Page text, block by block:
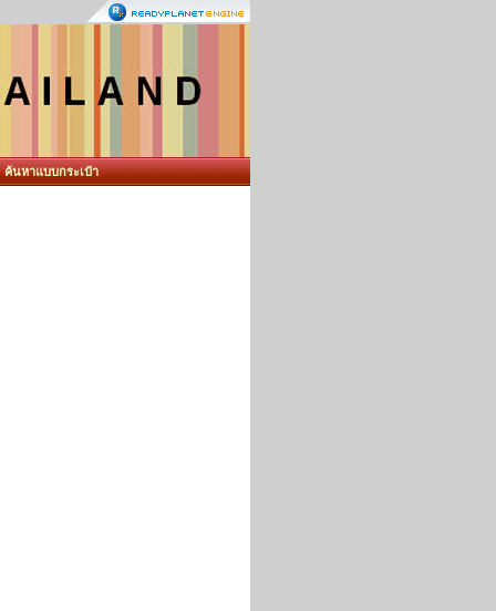
ค้นหาแบบกระเป๋า